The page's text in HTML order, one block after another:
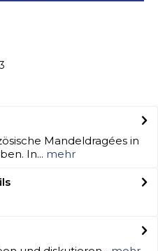
Mandeldragées in
In... mehr